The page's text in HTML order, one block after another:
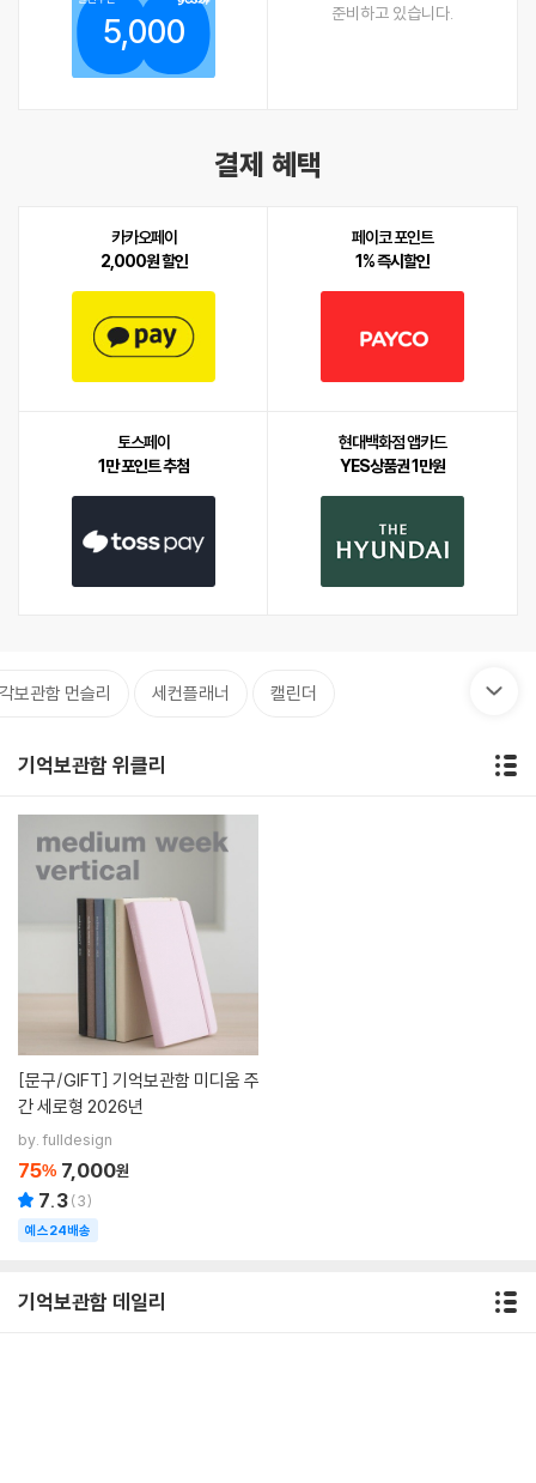
5,000
준비하고 있습니다.
결제 혜택
카카오페이
2,000원 할인
페이코 포인트
1% 즉시할인
토스페이
1만 포인트 추첨
현대백화점 앱카드
YES상품권 1만원
보관함 먼슬리 세컨플래너 캘린더
기억보관함 위클리
[문구/GIFT]
간 세로형 2026년
by. fulldesign
75% 7,000원
7.3(3)
예스24배송
기억보관함 데일리